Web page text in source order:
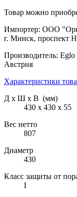
Товар можно
Импортер: ООО
г. Минск, проспект
Производитель:
Австрия
Характеристики
Д х Ш х В (мм)
430 х 430 х 55
Вес нетто
807
Диаметр
430
Класс защиты от
I